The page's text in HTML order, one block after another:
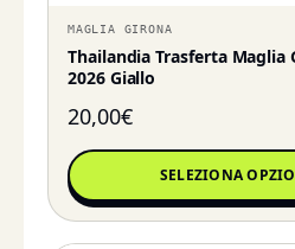
MAGLIA GIRONA
Thailandia Trasferta Maglia
2026 Giallo
20,00€
SELEZIONA